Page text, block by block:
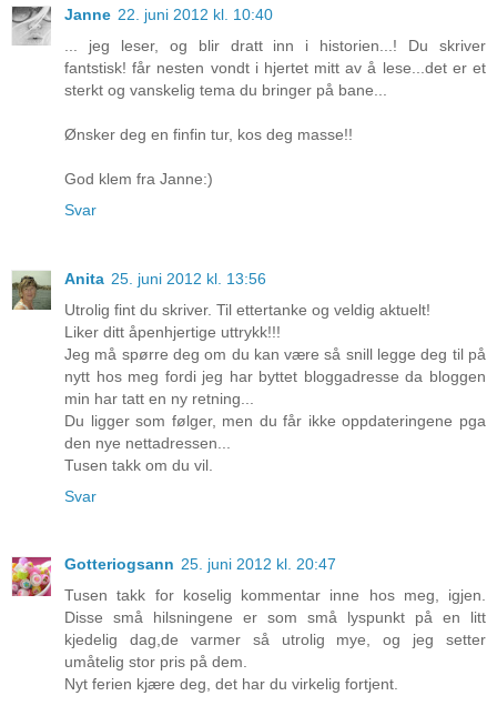
Janne 22. juni 2012 kl. 10:40
... jeg leser, og blir dratt inn i historien...! Du skriver
fantstisk! får nesten vondt i hjertet mitt av å lese...det er et
sterkt og vanskelig tema du bringer på bane...
Ønsker deg en finfin tur, kos deg masse!!
God klem fra Janne:)
Svar
Anita 25. juni 2012 kl. 13:56
Utrolig fint du skriver. Til ettertanke og veldig aktuelt!
Liker ditt åpenhjertige uttrykk!!!
Jeg må spørre deg om du kan være så snill legge deg til på
nytt hos meg fordi jeg har byttet bloggadresse da bloggen
min har tatt en ny retning...
Du ligger som følger, men du får ikke oppdateringene pga
den nye nettadressen...
Tusen takk om du vil.
Svar
Gotteriogsann 25. juni 2012 kl. 20:47
Tusen takk for koselig kommentar inne hos meg, igjen.
Disse små hilsningene er som små lyspunkt på en litt
kjedelig dag,de varmer så utrolig mye, og jeg setter
umåtelig stor pris på dem.
Nyt ferien kjære deg, det har du virkelig fortjent.